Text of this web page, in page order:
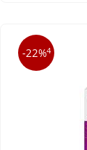
-22%4